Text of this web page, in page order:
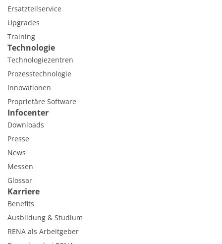
Ersatzteilservice
Upgrades
Training
Technologie
Technologiezentren
Prozesstechnologie
Innovationen
Proprietäre Software
Infocenter
Downloads
Presse
News
Messen
Glossar
Karriere
Benefits
Ausbildung & Studium
RENA als Arbeitgeber